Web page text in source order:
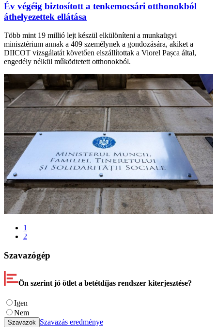
Év végéig biztosított a tenkemocsári otthonokból
áthelyezettek ellátása
Több mint 19 millió lejt készül elkülöníteni a munkaügyi
minisztérium annak a 409 személynek a gondozására, akiket a
DIICOT vizsgálatát követően elszállítottak a Viorel Pașca által,
engedély nélkül működtetett otthonokból.
1
2
Szavazógép
Ön szerint jó ötlet a betétdíjas rendszer kiterjesztése?
Igen
Nem
Szavazok Szavazás eredménye